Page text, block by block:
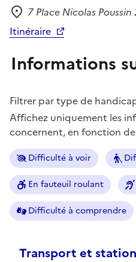
Adresse
7 Place Nicolas
Itinéraire
Informations
Filtrer par type de
Affichez uniquement les
concernent, en fonction
Difficulté à voir
En fauteuil roulant
Difficulté à comprendre
Transport et